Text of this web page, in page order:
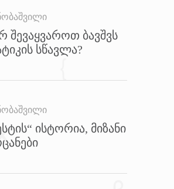
ბავშვს
სწავლა?
ისტორია, მიზანი